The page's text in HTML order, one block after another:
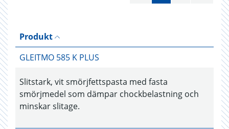
Produkt
GLEITMO 585 K PLUS
Slitstark, vit smörjfettspasta med fasta
smörjmedel som dämpar chockbelastning och
minskar slitage.